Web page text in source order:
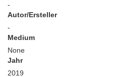
-
Autor/Ersteller
-
Medium
None
Jahr
2019